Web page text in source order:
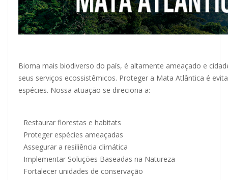
Bioma mais biodiverso do país, é altamente ameaçado e
seus serviços ecossistêmicos. Proteger a Mata Atlântica é
espécies. Nossa atuação se direciona a:
Restaurar florestas e habitats
Proteger espécies ameaçadas
Assegurar a resiliência climática
Implementar Soluções Baseadas na Natureza
Fortalecer unidades de conservação